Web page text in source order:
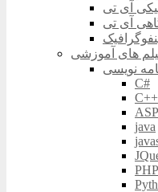
آی تی
آی تی
های آموزشی
نویسی
C#
C++
java
PHP